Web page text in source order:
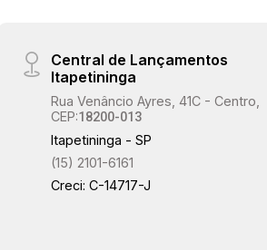
Central de Lançamentos
Itapetininga
Rua Venâncio Ayres, 41C - Centro,
CEP:18200-013
Itapetininga - SP
(15) 2101-6161
Creci: C-14717-J